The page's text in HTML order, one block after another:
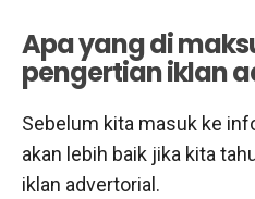
Apa yang di
pengertian iklan
Sebelum kita masuk ke
akan lebih baik jika kita
iklan advertorial.